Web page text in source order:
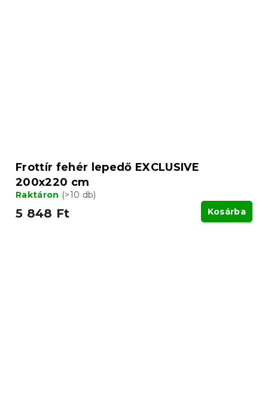
Frottír fehér lepedő EXCLUSIVE
200x220 cm
Raktáron (>10 db)
5 848 Ft Kosárba